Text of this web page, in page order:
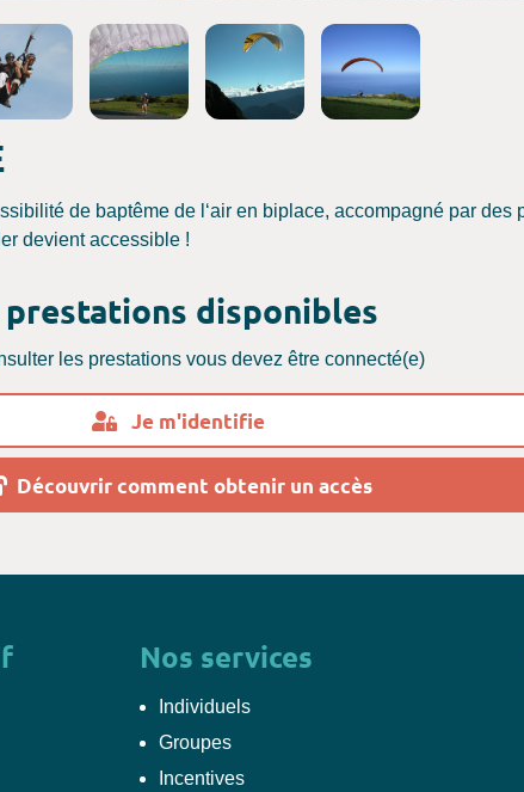
de baptême de l‘air en biplace, accompagné par des
devient accessible !
prestations disponibles
les prestations vous devez être connecté(e)
Je m'identifie
Découvrir comment obtenir un accès
Nos services
Individuels
Groupes
Incentives